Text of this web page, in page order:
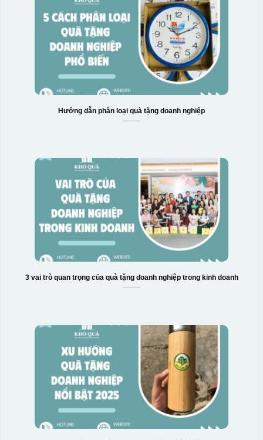
Hướng dẫn phân loại quà tặng doanh nghiệp
3 vai trò quan trọng của quà tặng doanh nghiệp trong kinh doanh